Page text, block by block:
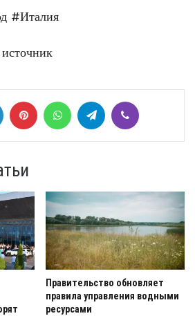
#Италия
источник
LinkedIn Pinterest WhatsAppTelegram
Правительство обновляет
правила управления водными
ресурсами